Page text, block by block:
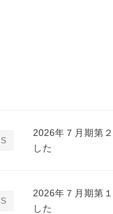
2026年７月期第
した
2026年７月期第
した